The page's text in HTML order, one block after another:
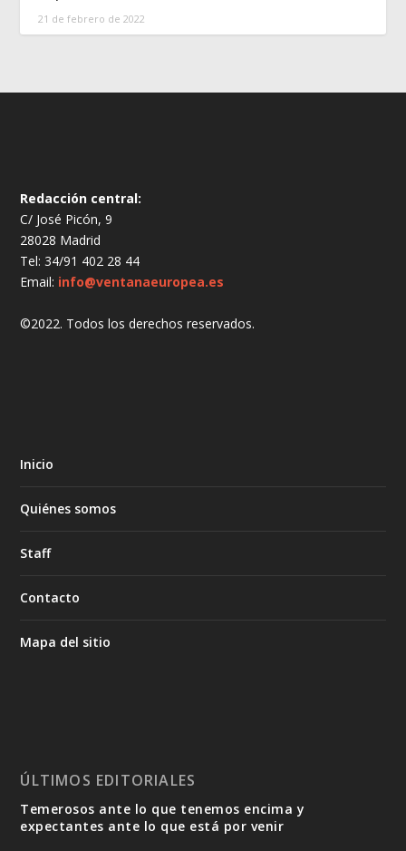
21 de febrero de 2022
Redacción central:
C/ José Picón, 9
28028 Madrid
Tel: 34/91 402 28 44
Email: info@ventanaeuropea.es
©2022. Todos los derechos reservados.
Inicio
Quiénes somos
Staff
Contacto
Mapa del sitio
ÚLTIMOS EDITORIALES
Temerosos ante lo que tenemos encima y
expectantes ante lo que está por venir